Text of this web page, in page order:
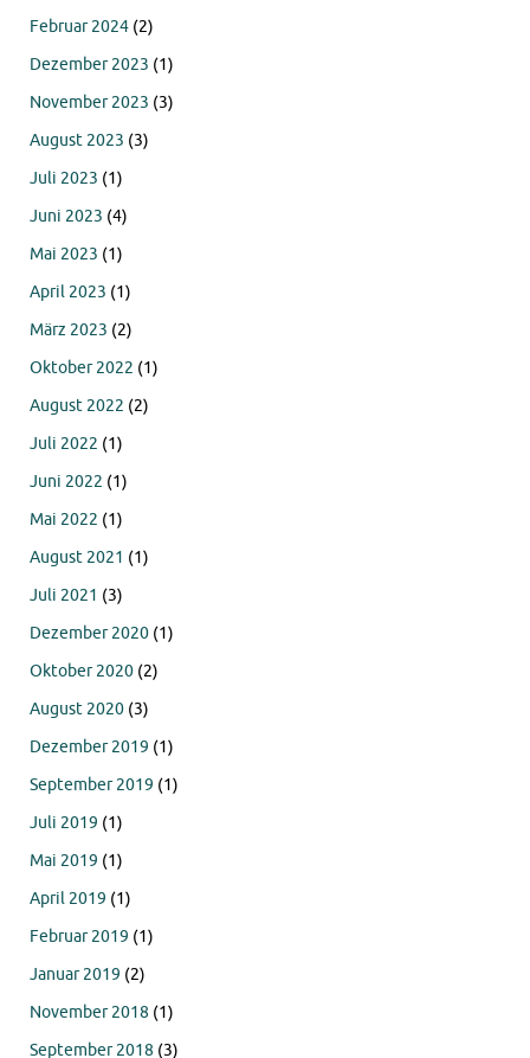
Februar 2024 (2)
Dezember 2023 (1)
November 2023 (3)
August 2023 (3)
Juli 2023 (1)
Juni 2023 (4)
Mai 2023 (1)
April 2023 (1)
März 2023 (2)
Oktober 2022 (1)
August 2022 (2)
Juli 2022 (1)
Juni 2022 (1)
Mai 2022 (1)
August 2021 (1)
Juli 2021 (3)
Dezember 2020 (1)
Oktober 2020 (2)
August 2020 (3)
Dezember 2019 (1)
September 2019 (1)
Juli 2019 (1)
Mai 2019 (1)
April 2019 (1)
Februar 2019 (1)
Januar 2019 (2)
November 2018 (1)
September 2018 (3)